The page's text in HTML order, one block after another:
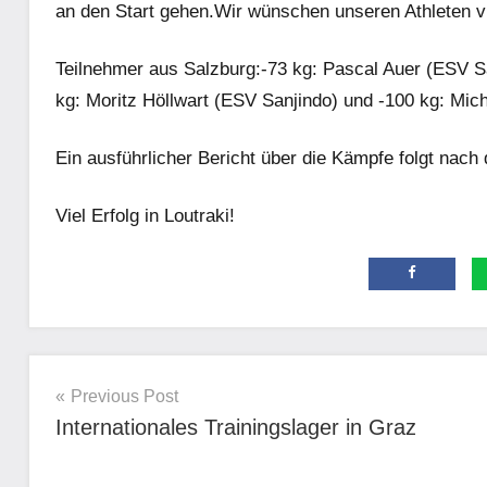
an den Start gehen.Wir wünschen unseren Athleten
Teilnehmer aus Salzburg:-73 kg: Pascal Auer (ESV
kg: Moritz Höllwart (ESV Sanjindo) und -100 kg:
Ein ausführlicher Bericht über die Kämpfe folgt nach
Viel Erfolg in Loutraki!
Beitragsnavigation
Previous Post
Internationales Trainingslager in Graz